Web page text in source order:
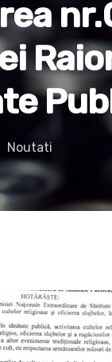
to search or ESC
Noutati